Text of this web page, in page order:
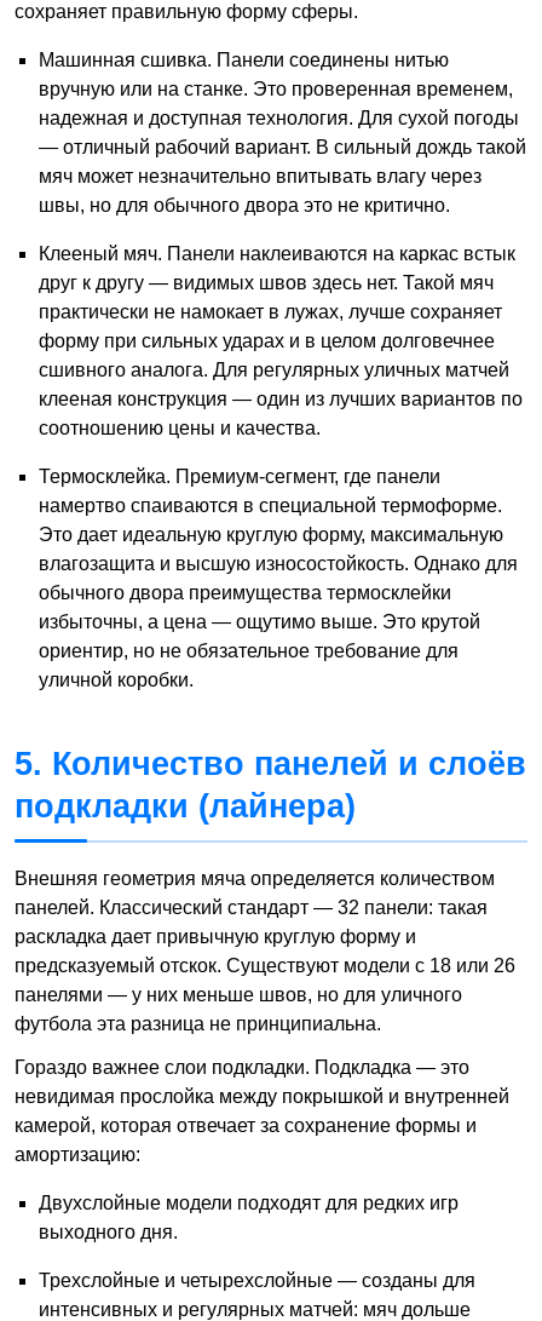
сохраняет правильную форму сферы.
Машинная сшивка. Панели соединены нитью
вручную или на станке. Это проверенная временем,
надежная и доступная технология. Для сухой погоды
— отличный рабочий вариант. В сильный дождь такой
мяч может незначительно впитывать влагу через
швы, но для обычного двора это не критично.
Клееный мяч. Панели наклеиваются на каркас встык
друг к другу — видимых швов здесь нет. Такой мяч
практически не намокает в лужах, лучше сохраняет
форму при сильных ударах и в целом долговечнее
сшивного аналога. Для регулярных уличных матчей
клееная конструкция — один из лучших вариантов по
соотношению цены и качества.
Термосклейка. Премиум-сегмент, где панели
намертво спаиваются в специальной термоформе.
Это дает идеальную круглую форму, максимальную
влагозащита и высшую износостойкость. Однако для
обычного двора преимущества термосклейки
избыточны, а цена — ощутимо выше. Это крутой
ориентир, но не обязательное требование для
уличной коробки.
5. Количество панелей и слоёв
подкладки (лайнера)
Внешняя геометрия мяча определяется количеством
панелей. Классический стандарт — 32 панели: такая
раскладка дает привычную круглую форму и
предсказуемый отскок. Существуют модели с 18 или 26
панелями — у них меньше швов, но для уличного
футбола эта разница не принципиальна.
Гораздо важнее слои подкладки. Подкладка — это
невидимая прослойка между покрышкой и внутренней
камерой, которая отвечает за сохранение формы и
амортизацию:
Двухслойные модели подходят для редких игр
выходного дня.
Трехслойные и четырехслойные — созданы для
интенсивных и регулярных матчей: мяч дольше